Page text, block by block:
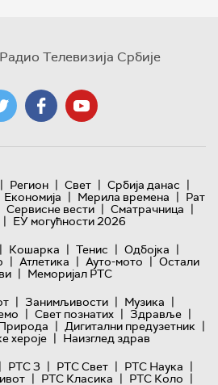
Радио Телевизија Србије
| Регион | Свет | Србија данас |
Економија | Мерила времена | Рат
Сервисне вести | Сматрачница |
| ЕУ могућности 2026
| Кошарка | Тенис | Одбојка |
| Атлетика | Ауто-мото | Остали
| Меморијал РТС
| Занимљивости | Музика |
| Свет познатих | Здравље |
| Дигитални предузетник |
хероје | Наизглед здрав
| РТС 3 | РТС Свет | РТС Наука |
| РТС Класика | РТС Коло |